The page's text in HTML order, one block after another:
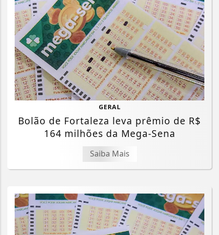
GERAL
Bolão de Fortaleza leva prêmio de R$
164 milhões da Mega-Sena
Saiba Mais